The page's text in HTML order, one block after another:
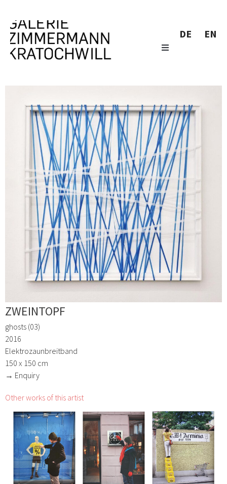
DE EN
ZWEINTOPF
ghosts (03)
2016
Elektrozaunbreitband
150 x 150 cm
→ Enquiry
Other works of this artist